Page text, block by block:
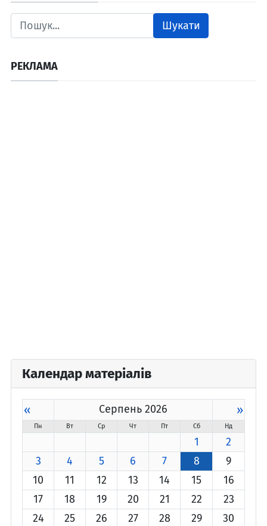
Шукати
РЕКЛАМА
Календар матеріалів
« Серпень 2026 »
Пн Вт Ср Чт Пт Сб Нд
1
2
3
4 5 6 7 8
9
10
11 12 13 14 15
16
17
18 19 20 21 22
23
24
25 26 27 28 29
30